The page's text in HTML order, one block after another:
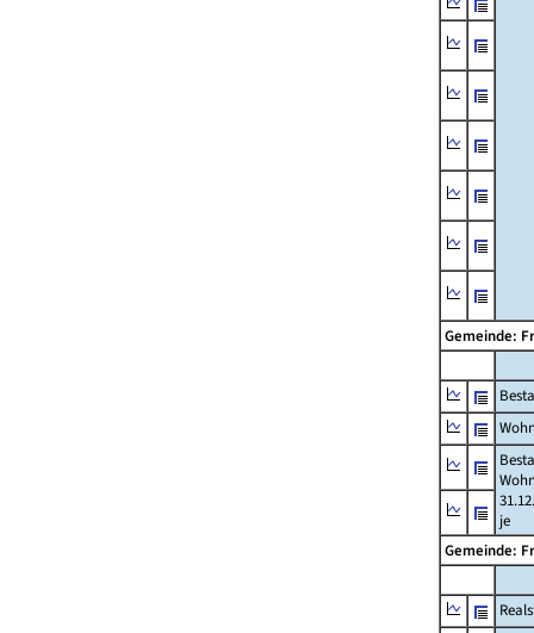
Gemeinde:
je
Gemeinde: